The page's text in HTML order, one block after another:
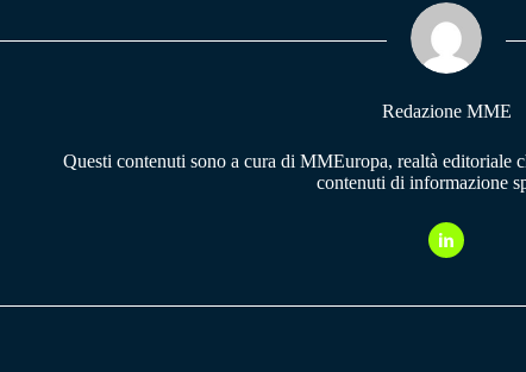
pp m
Redazione MME
Questi contenuti sono a cura di MMEuropa, realtà editoriale
contenuti di informazione